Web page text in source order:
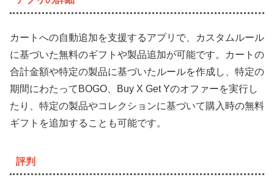
カートへの自動追加を支援するアプリで、カスタムルール
に基づいた無料のギフトや製品追加が可能です。カートの
合計金額や特定の製品に基づいたルールを作成し、特定の
期間にわたってBOGO、Buy X Get Yのオファーを実行し
たり、特定の製品やコレクションに基づいて購入時の無料
ギフトを追加することも可能です。
評判